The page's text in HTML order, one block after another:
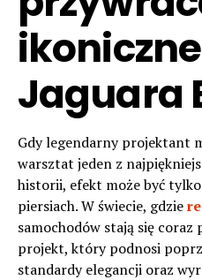
Jaguara
Gdy legendarny projektant
warsztat jeden z
historii, efekt może być
piersiach. W świecie, gdzie
samochodów stają się coraz
projekt, który podnosi
standardy elegancji oraz